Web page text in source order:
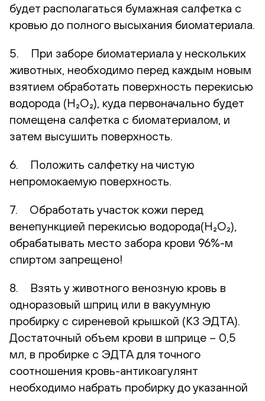
будет располагаться бумажная салфетка с
кровью до полного высыхания биоматериала.
5. При заборе биоматериала у нескольких
животных, необходимо перед каждым новым
взятием обработать поверхность перекисью
водорода (H₂O₂), куда первоначально будет
помещена салфетка с биоматериалом, и
затем высушить поверхность.
6. Положить салфетку на чистую
непромокаемую поверхность.
7. Обработать участок кожи перед
венепункцией перекисью водорода(H₂O₂),
обрабатывать место забора крови 96%-м
спиртом запрещено!
8. Взять у животного венозную кровь в
одноразовый шприц или в вакуумную
пробирку с сиреневой крышкой (К3 ЭДТА).
Достаточный объем крови в шприце – 0,5
мл, в пробирке с ЭДТА для точного
соотношения кровь-антикоагулянт
необходимо набрать пробирку до указанной